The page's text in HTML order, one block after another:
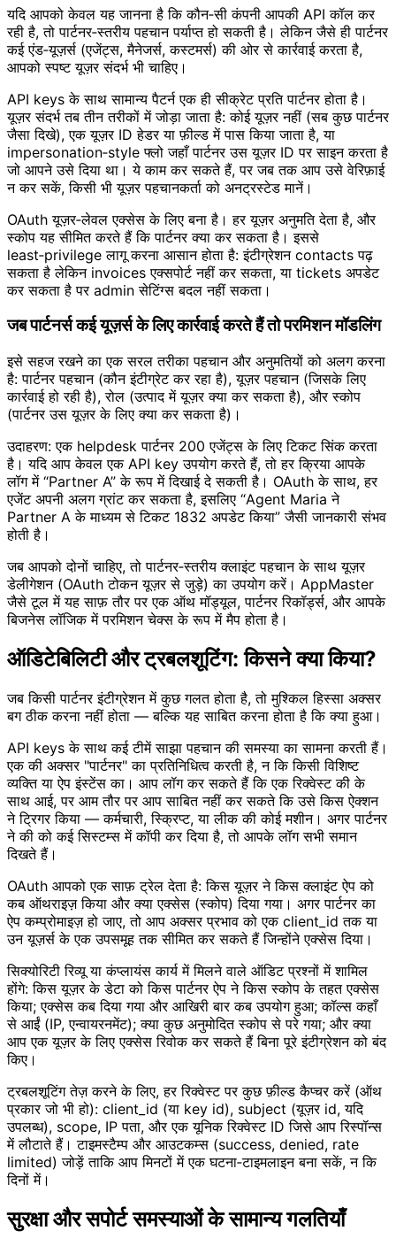
यदि आपको केवल यह जानना है कि कौन‑सी कंपनी आपकी API कॉल कर
रही है, तो पार्टनर‑स्तरीय पहचान पर्याप्त हो सकती है। लेकिन जैसे ही पार्टनर
कई एंड‑यूज़र्स (एजेंट्स, मैनेजर्स, कस्टमर्स) की ओर से कार्रवाई करता है,
आपको स्पष्ट यूज़र संदर्भ भी चाहिए।
API keys के साथ सामान्य पैटर्न एक ही सीक्रेट प्रति पार्टनर होता है।
यूज़र संदर्भ तब तीन तरीकों में जोड़ा जाता है: कोई यूज़र नहीं (सब कुछ पार्टनर
जैसा दिखे), एक यूज़र ID हेडर या फ़ील्ड में पास किया जाता है, या
impersonation‑style फ्लो जहाँ पार्टनर उस यूज़र ID पर साइन करता है
जो आपने उसे दिया था। ये काम कर सकते हैं, पर जब तक आप उसे वेरिफ़ाई
न कर सकें, किसी भी यूज़र पहचानकर्ता को अनट्रस्टेड मानें।
OAuth यूज़र‑लेवल एक्सेस के लिए बना है। हर यूज़र अनुमति देता है, और
स्कोप यह सीमित करते हैं कि पार्टनर क्या कर सकता है। इससे
least‑privilege लागू करना आसान होता है: इंटीग्रेशन contacts पढ़
सकता है लेकिन invoices एक्सपोर्ट नहीं कर सकता, या tickets अपडेट
कर सकता है पर admin सेटिंग्स बदल नहीं सकता।
जब पार्टनर्स कई यूज़र्स के लिए कार्रवाई करते हैं तो परमिशन मॉडलिंग
इसे सहज रखने का एक सरल तरीका पहचान और अनुमतियों को अलग करना
है: पार्टनर पहचान (कौन इंटीग्रेट कर रहा है), यूज़र पहचान (जिसके लिए
कार्रवाई हो रही है), रोल (उत्पाद में यूज़र क्या कर सकता है), और स्कोप
(पार्टनर उस यूज़र के लिए क्या कर सकता है)।
उदाहरण: एक helpdesk पार्टनर 200 एजेंट्स के लिए टिकट सिंक करता
है। यदि आप केवल एक API key उपयोग करते हैं, तो हर क्रिया आपके
लॉग में “Partner A” के रूप में दिखाई दे सकती है। OAuth के साथ, हर
एजेंट अपनी अलग ग्रांट कर सकता है, इसलिए “Agent Maria ने
Partner A के माध्यम से टिकट 1832 अपडेट किया” जैसी जानकारी संभव
होती है।
जब आपको दोनों चाहिए, तो पार्टनर‑स्तरीय क्लाइंट पहचान के साथ यूज़र
डेलीगेशन (OAuth टोकन यूज़र से जुड़े) का उपयोग करें। AppMaster
जैसे टूल में यह साफ़ तौर पर एक ऑथ मॉड्यूल, पार्टनर रिकॉर्ड्स, और आपके
बिजनेस लॉजिक में परमिशन चेक्स के रूप में मैप होता है।
ऑडिटेबिलिटी और ट्रबलशूटिंग: किसने क्या किया?
जब किसी पार्टनर इंटीग्रेशन में कुछ गलत होता है, तो मुश्किल हिस्सा अक्सर
बग ठीक करना नहीं होता — बल्कि यह साबित करना होता है कि क्या हुआ।
API keys के साथ कई टीमें साझा पहचान की समस्या का सामना करती हैं।
एक की अक्सर "पार्टनर" का प्रतिनिधित्व करती है, न कि किसी विशिष्ट
व्यक्ति या ऐप इंस्टेंस का। आप लॉग कर सकते हैं कि एक रिक्वेस्ट की के
साथ आई, पर आम तौर पर आप साबित नहीं कर सकते कि उसे किस ऐक्शन
ने ट्रिगर किया — कर्मचारी, स्क्रिप्ट, या लीक की कोई मशीन। अगर पार्टनर
ने की को कई सिस्टम्स में कॉपी कर दिया है, तो आपके लॉग सभी समान
दिखते हैं।
OAuth आपको एक साफ़ ट्रेल देता है: किस यूज़र ने किस क्लाइंट ऐप को
कब ऑथराइज़ किया और क्या एक्सेस (स्कोप) दिया गया। अगर पार्टनर का
ऐप कम्प्रोमाइज़ हो जाए, तो आप अक्सर प्रभाव को एक client_id तक या
उन यूज़र्स के एक उपसमूह तक सीमित कर सकते हैं जिन्होंने एक्सेस दिया।
सिक्योरिटी रिव्यू या कंप्लायंस कार्य में मिलने वाले ऑडिट प्रश्नों में शामिल
होंगे: किस यूज़र के डेटा को किस पार्टनर ऐप ने किस स्कोप के तहत एक्सेस
किया; एक्सेस कब दिया गया और आखिरी बार कब उपयोग हुआ; कॉल्स कहाँ
से आईं (IP, एन्वायरनमेंट); क्या कुछ अनुमोदित स्कोप से परे गया; और क्या
आप एक यूज़र के लिए एक्सेस रिवोक कर सकते हैं बिना पूरे इंटीग्रेशन को बंद
किए।
ट्रबलशूटिंग तेज़ करने के लिए, हर रिक्वेस्ट पर कुछ फ़ील्ड कैप्चर करें (ऑथ
प्रकार जो भी हो): client_id (या key id), subject (यूज़र id, यदि
उपलब्ध), scope, IP पता, और एक यूनिक रिक्वेस्ट ID जिसे आप रिस्पॉन्स
में लौटाते हैं। टाइमस्टैम्प और आउटकम्स (success, denied, rate
limited) जोड़ें ताकि आप मिनटों में एक घटना‑टाइमलाइन बना सकें, न कि
दिनों में।
सुरक्षा और सपोर्ट समस्याओं के सामान्य गलतियाँ